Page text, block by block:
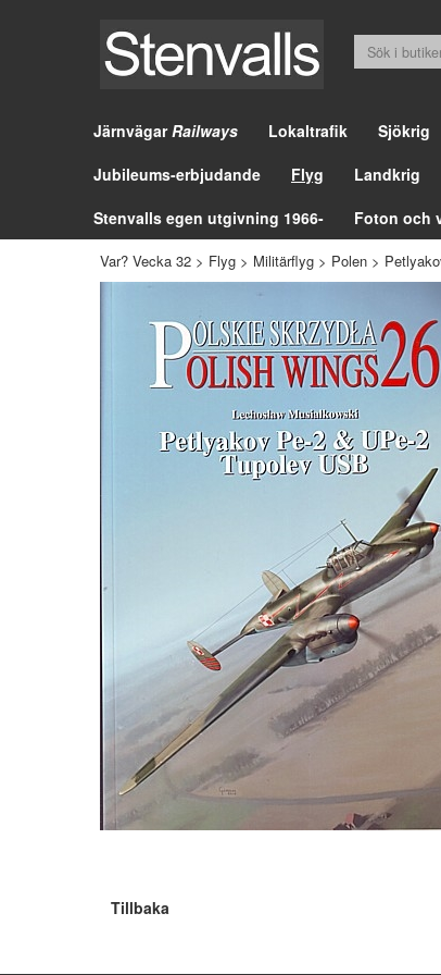
JärnvägarRailways Lokaltrafik Sjökrig
Jubileums-erbjudande
Flyg Landkrig
Stenvalls egen utgivning 1966-
Foton och
Var? Vecka 32 > Flyg > Militärflyg > Polen >
Tillbaka